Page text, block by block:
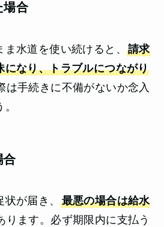
場合
水道を使い続けると、 請求
になり、トラブルにつながり
は手続きに不備がないか念入
合
が届き、 最悪の場合は給水
ります。必ず期限内に支払う